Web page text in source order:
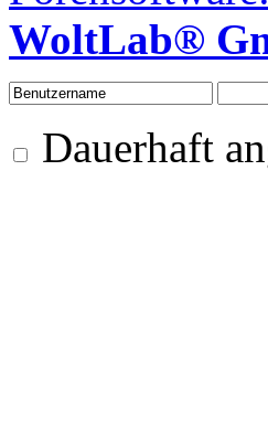
WoltLab®
Dauerhaft